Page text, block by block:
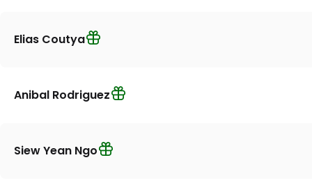
Elias Coutya
Anibal Rodriguez
Siew Yean Ngo